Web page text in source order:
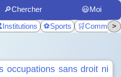
🔎Chercher
😃Moi
⚽Sports >
occupations sans droit ni